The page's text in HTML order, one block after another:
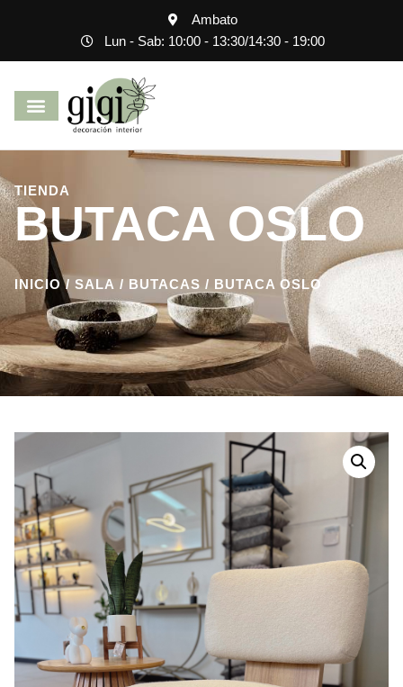
Ambato
Lun - Sab: 10:00 - 13:30/14:30 - 19:00
TIENDA
BUTACA OSLO
INICIO/ SALA / BUTACAS / BUTACA OSLO